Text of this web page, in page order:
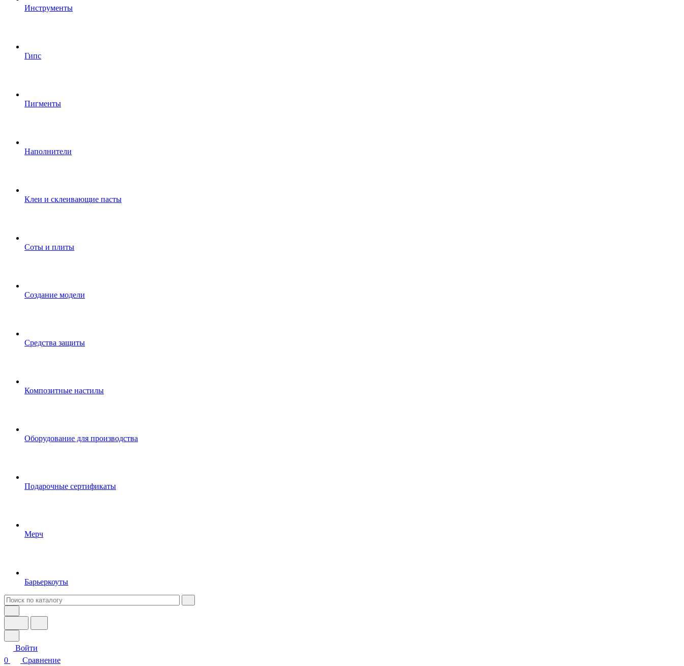
Инструменты
Гипс
Пигменты
Наполнители
Клеи и склеивающие пасты
Соты и плиты
Создание модели
Средства защиты
Композитные настилы
Оборудование для производства
Подарочные сертификаты
Мерч
Барьеркоуты
Войти
0
Сравнение